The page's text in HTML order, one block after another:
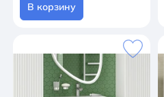
В корзину